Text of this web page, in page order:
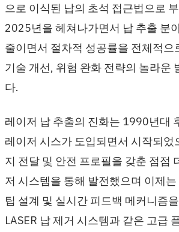
으로 이식된 납의 초석 접근법으로
2025년을 헤쳐나가면서 납 추출 분
줄이면서 절차적 성공률을 전체적으
기술 개선, 위험 완화 전략의 놀라운
다.
레이저 납 추출의 진화는 1990년대
레이저 시스가 도입되면서 시작되었
지 전달 및 안전 프로필을 갖춘 점점
저 시스템을 통해 발전했으며 이제
팁 설계 및 실시간 피드백 메커니즘
LASER 납 제거 시스템과 같은 고급